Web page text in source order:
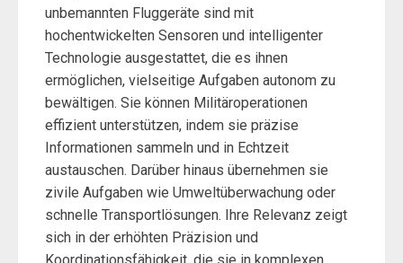
unbemannten Fluggeräte sind mit
hochentwickelten Sensoren und intelligenter
Technologie ausgestattet, die es ihnen
ermöglichen, vielseitige Aufgaben autonom zu
bewältigen. Sie können Militäroperationen
effizient unterstützen, indem sie präzise
Informationen sammeln und in Echtzeit
austauschen. Darüber hinaus übernehmen sie
zivile Aufgaben wie Umweltüberwachung oder
schnelle Transportlösungen. Ihre Relevanz zeigt
sich in der erhöhten Präzision und